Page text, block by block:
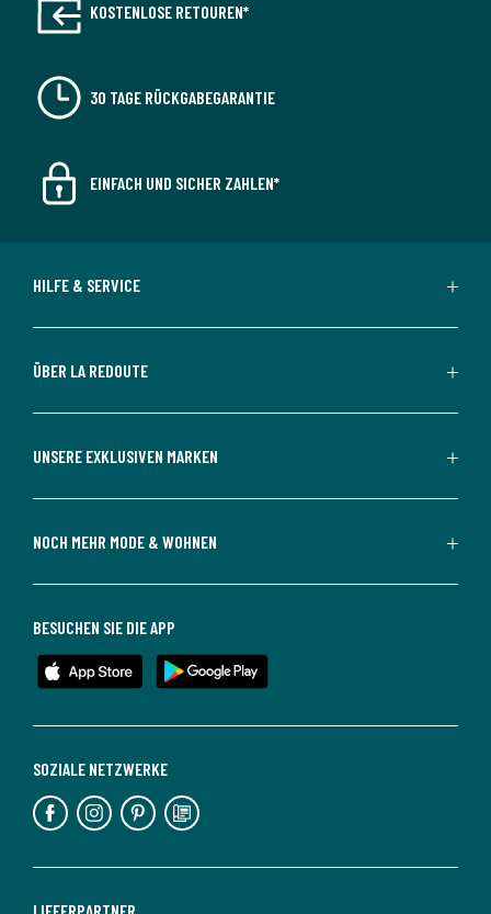
KOSTENLOSE RETOUREN*
30 TAGE RÜCKGABEGARANTIE
EINFACH UND SICHER ZAHLEN*
HILFE & SERVICE
ÜBER LA REDOUTE
UNSERE EXKLUSIVEN MARKEN
NOCH MEHR MODE & WOHNEN
SOZIALE NETZWERKE
BESUCHEN SIE DIE APP